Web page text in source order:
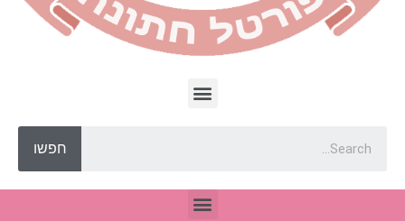
חפשו